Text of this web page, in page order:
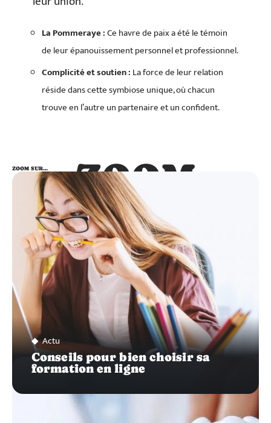
La Pommeraye :Ce havre de paix a été le témoin
de leur épanouissement personnel et professionnel.
Complicité et soutien : La force de leur relation
réside dans cette symbiose unique, où chacun
trouve en l’autre un partenaire et un confident.
ZOOM
SUR…
ZOOM SUR…
Actu
Conseils pour bien choisir sa
formation en ligne